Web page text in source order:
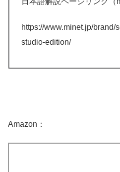
https://www.minet.jp/brand/
studio-edition/
Amazon：